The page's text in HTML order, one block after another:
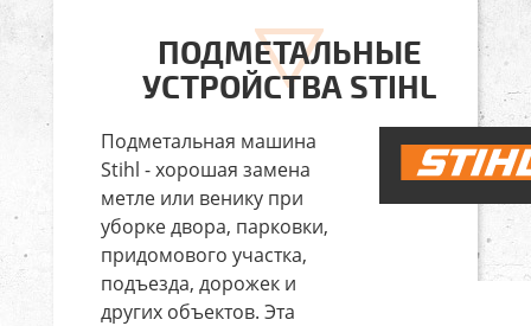
ПОДМЕТАЛЬНЫЕ
УСТРОЙСТВА STIHL
Подметальная машина
Stihl - хорошая замена
метле или венику при
уборке двора, парковки,
придомового участка,
подъезда, дорожек и
других объектов. Эта